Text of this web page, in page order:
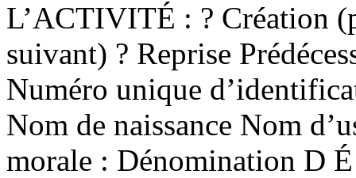
L’ACTIVITÉ : ? Création
suivant) ? Reprise
Numéro unique
Nom de naissance Nom
morale : Dénomination D